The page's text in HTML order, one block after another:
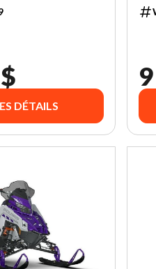
DÉTAILS